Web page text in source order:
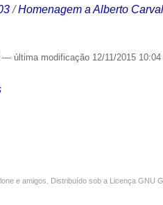
/Homenagem a Alberto
— última modificação 12/11/2015
e amigos. Distribuído sob a Licença GNU